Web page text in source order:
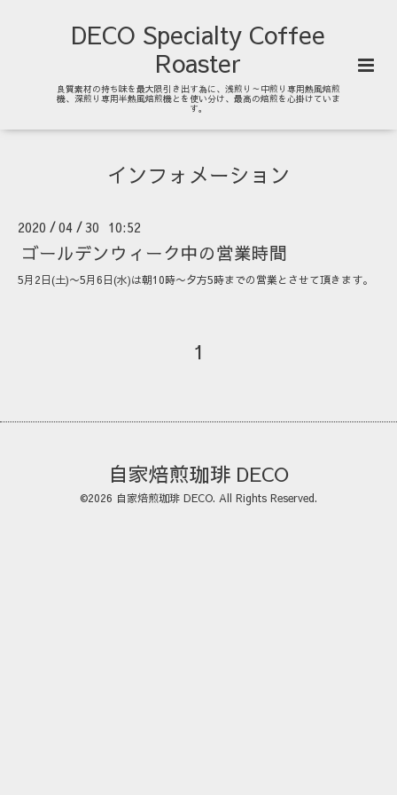
DECO Specialty Coffee
Roaster
良質素材の持ち味を最大限引き出す為に、浅煎り～中煎り専用熱風焙煎
機、深煎り専用半熱風焙煎機とを使い分け、最高の焙煎を心掛けていま
す。
インフォメーション
2020 /04 / 30 10:52
ゴールデンウィーク中の営業時間
5月2日(土)〜5月6日(水)は朝10時〜夕方5時までの営業とさせて頂きます。
1
自家焙煎珈琲 DECO
©2026 自家焙煎珈琲 DECO. All Rights Reserved.